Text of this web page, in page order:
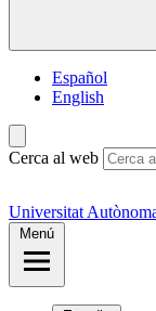
Español
English
Cerca al web
Universitat
Menú